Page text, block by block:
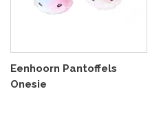
Eenhoorn Pantoffels
Onesie